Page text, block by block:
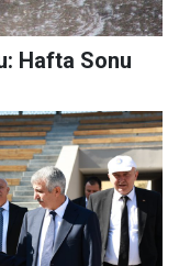
Hafta Sonu